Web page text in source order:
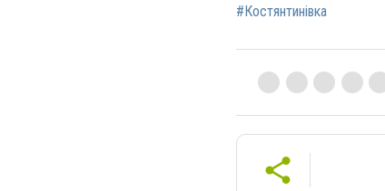
#Костянтинівка